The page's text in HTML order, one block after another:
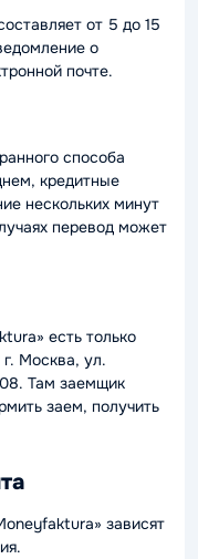
от 5 до 15
о
почте.
способа
кредитные
нескольких минут
перевод может
есть только
Москва, ул.
Там заемщик
заем, получить
зависят